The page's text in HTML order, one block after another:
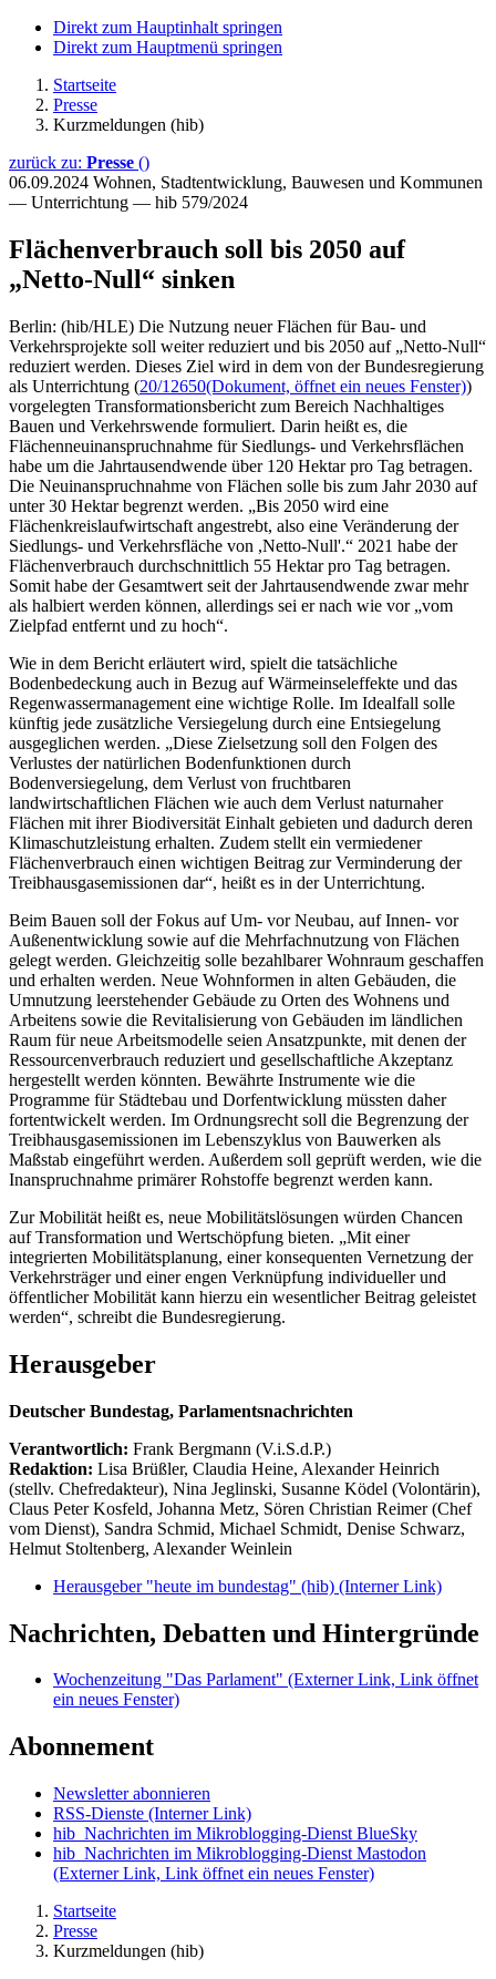
Direkt zum Hauptinhalt springen
Direkt zum Hauptmenü springen
Startseite
Presse
Kurzmeldungen (hib)
zurück zu: Presse ()
06.09.2024 Wohnen, Stadtentwicklung, Bauwesen und Kommunen
— Unterrichtung — hib 579/2024
Flächenverbrauch soll bis 2050 auf
„Netto-Null“ sinken
Berlin: (hib/HLE) Die Nutzung neuer Flächen für Bau- und
Verkehrsprojekte soll weiter reduziert und bis 2050 auf „Netto-Null“
reduziert werden. Dieses Ziel wird in dem von der Bundesregierung
als Unterrichtung (20/12650(Dokument, öffnet ein neues Fenster))
vorgelegten Transformationsbericht zum Bereich Nachhaltiges
Bauen und Verkehrswende formuliert. Darin heißt es, die
Flächenneuinanspruchnahme für Siedlungs- und Verkehrsflächen
habe um die Jahrtausendwende über 120 Hektar pro Tag betragen.
Die Neuinanspruchnahme von Flächen solle bis zum Jahr 2030 auf
unter 30 Hektar begrenzt werden. „Bis 2050 wird eine
Flächenkreislaufwirtschaft angestrebt, also eine Veränderung der
Siedlungs- und Verkehrsfläche von ,Netto-Null'.“ 2021 habe der
Flächenverbrauch durchschnittlich 55 Hektar pro Tag betragen.
Somit habe der Gesamtwert seit der Jahrtausendwende zwar mehr
als halbiert werden können, allerdings sei er nach wie vor „vom
Zielpfad entfernt und zu hoch“.
Wie in dem Bericht erläutert wird, spielt die tatsächliche
Bodenbedeckung auch in Bezug auf Wärmeinseleffekte und das
Regenwassermanagement eine wichtige Rolle. Im Idealfall solle
künftig jede zusätzliche Versiegelung durch eine Entsiegelung
ausgeglichen werden. „Diese Zielsetzung soll den Folgen des
Verlustes der natürlichen Bodenfunktionen durch
Bodenversiegelung, dem Verlust von fruchtbaren
landwirtschaftlichen Flächen wie auch dem Verlust naturnaher
Flächen mit ihrer Biodiversität Einhalt gebieten und dadurch deren
Klimaschutzleistung erhalten. Zudem stellt ein vermiedener
Flächenverbrauch einen wichtigen Beitrag zur Verminderung der
Treibhausgasemissionen dar“, heißt es in der Unterrichtung.
Beim Bauen soll der Fokus auf Um- vor Neubau, auf Innen- vor
Außenentwicklung sowie auf die Mehrfachnutzung von Flächen
gelegt werden. Gleichzeitig solle bezahlbarer Wohnraum geschaffen
und erhalten werden. Neue Wohnformen in alten Gebäuden, die
Umnutzung leerstehender Gebäude zu Orten des Wohnens und
Arbeitens sowie die Revitalisierung von Gebäuden im ländlichen
Raum für neue Arbeitsmodelle seien Ansatzpunkte, mit denen der
Ressourcenverbrauch reduziert und gesellschaftliche Akzeptanz
hergestellt werden könnten. Bewährte Instrumente wie die
Programme für Städtebau und Dorfentwicklung müssten daher
fortentwickelt werden. Im Ordnungsrecht soll die Begrenzung der
Treibhausgasemissionen im Lebenszyklus von Bauwerken als
Maßstab eingeführt werden. Außerdem soll geprüft werden, wie die
Inanspruchnahme primärer Rohstoffe begrenzt werden kann.
Zur Mobilität heißt es, neue Mobilitätslösungen würden Chancen
auf Transformation und Wertschöpfung bieten. „Mit einer
integrierten Mobilitätsplanung, einer konsequenten Vernetzung der
Verkehrsträger und einer engen Verknüpfung individueller und
öffentlicher Mobilität kann hierzu ein wesentlicher Beitrag geleistet
werden“, schreibt die Bundesregierung.
Herausgeber
Deutscher Bundestag, Parlamentsnachrichten
Verantwortlich: Frank Bergmann (V.i.S.d.P.)
Redaktion: Lisa Brüßler, Claudia Heine, Alexander Heinrich
(stellv. Chefredakteur), Nina Jeglinski, Susanne Ködel (Volontärin),
Claus Peter Kosfeld, Johanna Metz, Sören Christian Reimer (Chef
vom Dienst), Sandra Schmid, Michael Schmidt, Denise Schwarz,
Helmut Stoltenberg, Alexander Weinlein
Herausgeber "heute im bundestag" (hib) (Interner Link)
Nachrichten, Debatten und Hintergründe
Wochenzeitung "Das Parlament" (Externer Link, Link öffnet
ein neues Fenster)
Abonnement
Newsletter abonnieren
RSS-Dienste (Interner Link)
hib_Nachrichten im Mikroblogging-Dienst BlueSky
hib_Nachrichten im Mikroblogging-Dienst Mastodon
(Externer Link, Link öffnet ein neues Fenster)
Startseite
Presse
Kurzmeldungen (hib)